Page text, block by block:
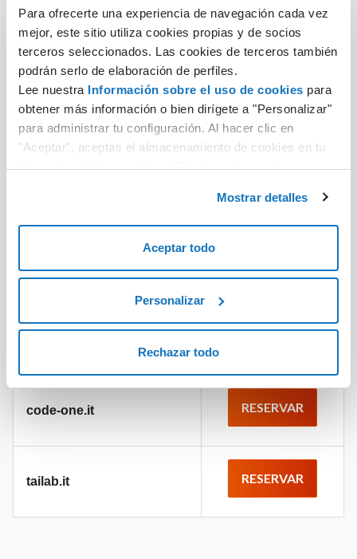
Para ofrecerte una experiencia de navegación cada vez
mejor, este sitio utiliza cookies propias y de socios
terceros seleccionados. Las cookies de terceros también
podrán serlo de elaboración de perfiles.
Lee nuestra Información sobre el uso de cookies para
obtener más información o bien dirígete a "Personalizar"
para administrar tu configuración. Al hacer clic en
"Aceptar", aceptas el almacenamiento de cookies en tu
dispositivo. Al hacer clic en “Rechazar“, aceptas
Mostrar detalles
Aceptar todo
Personalizar
Rechazar todo
julz.it RESERVAR
metawave.it RESERVAR
RESERVAR
shei.it
RESERVAR
code-one.it RESERVAR
tailab.it RESERVAR